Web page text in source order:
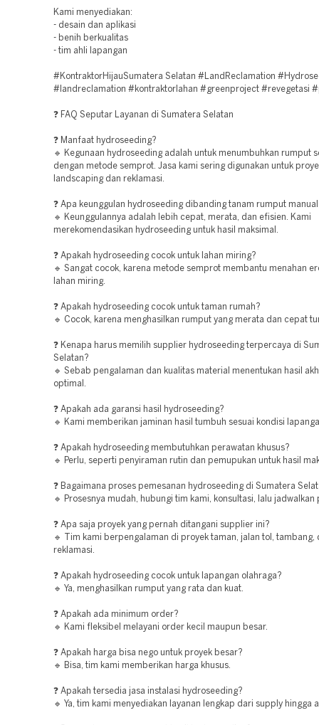
Kami menyediakan:
- desain dan aplikasi
- benih berkualitas
- tim ahli lapangan
#KontraktorHijauSumatera Selatan #LandReclamation
#landreclamation #kontraktorlahan #greenproject #revegetasi
❓ FAQ Seputar Layanan di Sumatera Selatan
❓ Manfaat hydroseeding?
🔹 Kegunaan hydroseeding adalah untuk menumbuhkan rumput
dengan metode semprot. Jasa kami sering digunakan untuk
landscaping dan reklamasi.
❓ Apa keunggulan hydroseeding dibanding tanam rumput
🔹 Keunggulannya adalah lebih cepat, merata, dan efisien. Kami
merekomendasikan hydroseeding untuk hasil maksimal.
❓ Apakah hydroseeding cocok untuk lahan miring?
🔹 Sangat cocok, karena metode semprot membantu menahan
lahan miring.
❓ Apakah hydroseeding cocok untuk taman rumah?
🔹 Cocok, karena menghasilkan rumput yang merata dan cepat
❓ Kenapa harus memilih supplier hydroseeding terpercaya di
Selatan?
🔹 Sebab pengalaman dan kualitas material menentukan hasil
optimal.
❓ Apakah ada garansi hasil hydroseeding?
🔹 Kami memberikan jaminan hasil tumbuh sesuai kondisi
❓ Apakah hydroseeding membutuhkan perawatan khusus?
🔹 Perlu, seperti penyiraman rutin dan pemupukan untuk hasil
❓ Bagaimana proses pemesanan hydroseeding di Sumatera
🔹 Prosesnya mudah, hubungi tim kami, konsultasi, lalu jadwalkan
❓ Apa saja proyek yang pernah ditangani supplier ini?
🔹 Tim kami berpengalaman di proyek taman, jalan tol, tambang,
reklamasi.
❓ Apakah hydroseeding cocok untuk lapangan olahraga?
🔹 Ya, menghasilkan rumput yang rata dan kuat.
❓ Apakah ada minimum order?
🔹 Kami fleksibel melayani order kecil maupun besar.
❓ Apakah harga bisa nego untuk proyek besar?
🔹 Bisa, tim kami memberikan harga khusus.
❓ Apakah tersedia jasa instalasi hydroseeding?
🔹 Ya, tim kami menyediakan layanan lengkap dari supply hingga